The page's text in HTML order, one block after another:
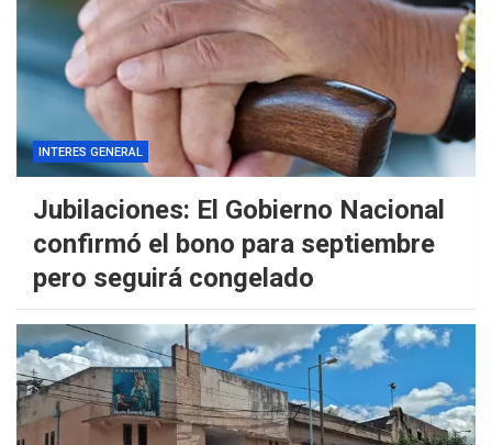
INTERES GENERAL
Jubilaciones: El Gobierno Nacional
confirmó el bono para septiembre
pero seguirá congelado